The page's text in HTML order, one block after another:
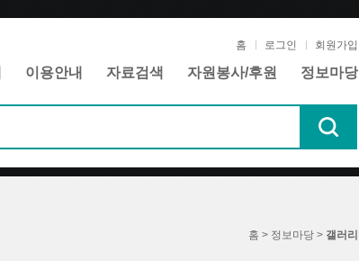
홈 로그인 회원가입
이용안내 자료검색 자원봉사/후원 정보마당
홈 > 정보마당 > 갤러리